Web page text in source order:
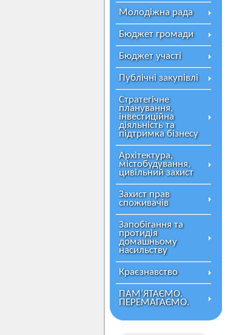
Молодіжна рада
Бюджет громади
Бюджет участі
Публічні закупівлі
Стратегічне
планування,
інвестиційна
діяльність та
підтримка бізнесу
Архітектура,
містобудування,
цивільний захист
Захист прав
споживачів
Запобігання та
протидія
домашньому
насильству
Краєзнавство
ПАМ’ЯТАЄМО.
ПЕРЕМАГАЄМО.